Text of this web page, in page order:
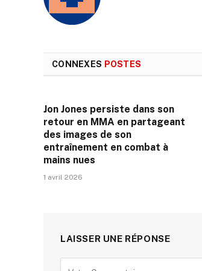
CONNEXES POSTES
Jon Jones persiste dans son
retour en MMA en partageant
des images de son
entraînement en combat à
mains nues
1 avril 2026
LAISSER UNE RÉPONSE